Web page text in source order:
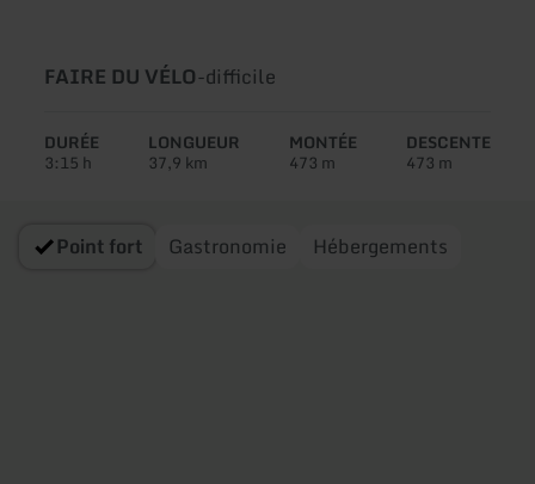
Type
circuit:
FAIRE DU VÉLO-Difficulté:
difficile
DURÉE
3:15 h
LONGUEUR
37,9 km
MONTÉE
473 m
DESCENTE
473 m
Point fort Gastronomie Hébergements